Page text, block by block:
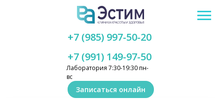
Лаборатория 7:30-19:30 пн-
вс
+7 (991) 149-97-50
+7 (985) 997-50-20
Записаться онлайн